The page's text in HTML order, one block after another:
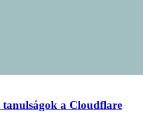
a Cloudflare